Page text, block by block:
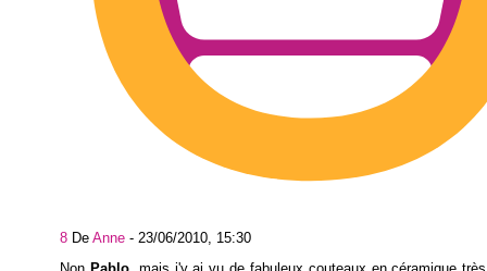
8 De Anne - 23/06/2010, 15:30